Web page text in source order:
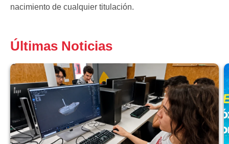
nacimiento de cualquier titulación.
Últimas Noticias